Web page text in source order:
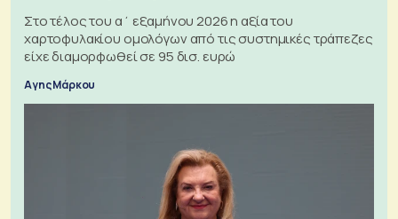
Στο τέλος του α΄ εξαμήνου 2026 η αξία του
χαρτοφυλακίου ομολόγων από τις συστημικές τράπεζες
είχε διαμορφωθεί σε 95 δισ. ευρώ
Αγης Μάρκου